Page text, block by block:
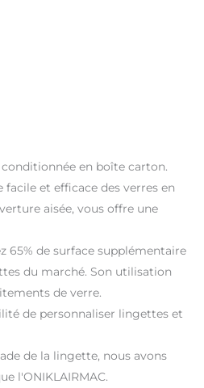
en boîte carton.
et efficace des verres en
aisée, vous offre une
65% de surface supplémentaire
du marché. Son utilisation
de verre.
de personnaliser lingettes et
de la lingette, nous avons
l'ONIKLAIRMAC.